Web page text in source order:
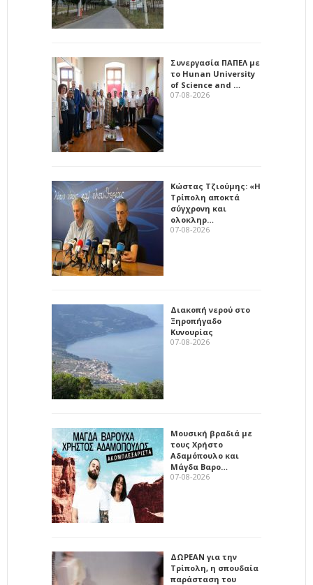
Συνεργασία ΠΑΠΕΛ με
το Hunan University
of Science and …
07-08-2026
Κώστας Τζιούμης: «Η
Τρίπολη αποκτά
σύγχρονη και
ολοκληρ…
07-08-2026
Διακοπή νερού στο
Ξηροπήγαδο
Κυνουρίας
07-08-2026
Μουσική βραδιά με
τους Χρήστο
Αδαμόπουλο και
Μάγδα Βαρο…
07-08-2026
ΔΩΡΕΑΝ για την
Τρίπολη, η σπουδαία
παράσταση του